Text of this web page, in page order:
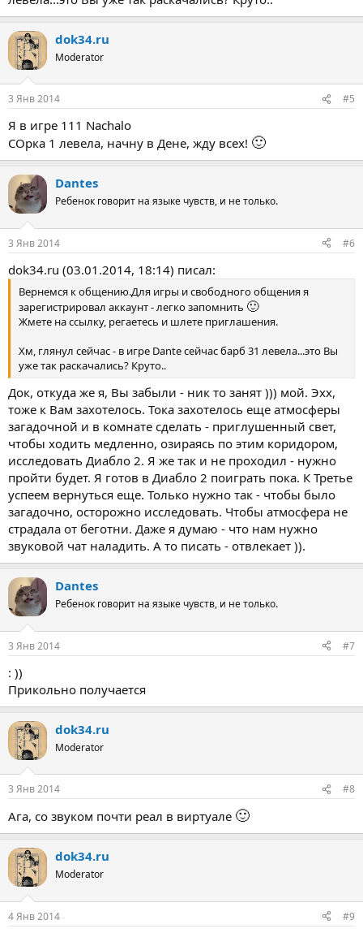
dok34.ru
Moderator
3 Янв 2014 #5
Я в игре 111 Nachalo
СОрка 1 левела, начну в Дене, жду всех! 🙂
Dantes
Ребенок говорит на языке чувств, и не только.
3 Янв 2014 #6
dok34.ru (03.01.2014, 18:14) писал:
Вернемся к общению.Для игры и свободного общения я
зарегистрировал аккаунт - легко запомнить 🙂
Жмете на ссылку, регаетесь и шлете приглашения.
Хм, глянул сейчас - в игре Dante сейчас барб 31 левела...это Вы
уже так раскачались? Круто..
Док, откуда же я, Вы забыли - ник то занят ))) мой. Эхх,
тоже к Вам захотелось. Тока захотелось еще атмосферы
загадочной и в комнате сделать - приглушенный свет,
чтобы ходить медленно, озираясь по этим коридором,
исследовать Диабло 2. Я же так и не проходил - нужно
пройти будет. Я готов в Диабло 2 поиграть пока. К Третье
успеем вернуться еще. Только нужно так - чтобы было
загадочно, осторожно исследовать. Чтобы атмосфера не
страдала от беготни. Даже я думаю - что нам нужно
звуковой чат наладить. А то писать - отвлекает )).
Dantes
Ребенок говорит на языке чувств, и не только.
3 Янв 2014 #7
: ))
Прикольно получается
dok34.ru
Moderator
3 Янв 2014 #8
Ага, со звуком почти реал в виртуале 🙂
dok34.ru
Moderator
4 Янв 2014 #9